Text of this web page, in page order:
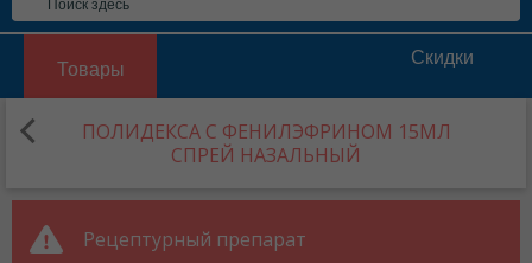
Товары
Скидки
ПОЛИДЕКСА С ФЕНИЛЭФРИНОМ 15МЛ
СПРЕЙ НАЗАЛЬНЫЙ
Рецептурный препарат